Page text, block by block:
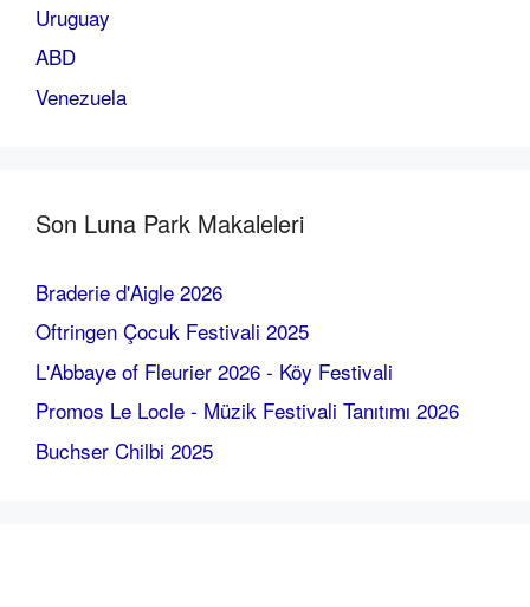
Uruguay
ABD
Venezuela
Son Luna Park Makaleleri
Braderie d'Aigle 2026
Oftringen Çocuk Festivali 2025
L'Abbaye of Fleurier 2026 - Köy Festivali
Promos Le Locle - Müzik Festivali Tanıtımı 2026
Buchser Chilbi 2025